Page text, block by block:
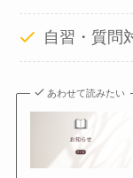
自習・質問
あわせて読みたい